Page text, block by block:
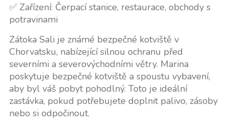
✅ Zařízení: Čerpací stanice, restaurace, obchody s
potravinami
Zátoka Sali je známé bezpečné kotviště v
Chorvatsku, nabízející silnou ochranu před
severními a severovýchodními větry. Marina
poskytuje bezpečné kotviště a spoustu vybavení,
aby byl váš pobyt pohodlný. Toto je ideální
zastávka, pokud potřebujete doplnit palivo, zásoby
nebo si odpočinout.